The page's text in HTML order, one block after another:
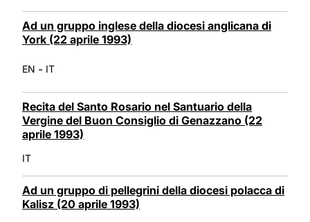
Ad un gruppo inglese della diocesi anglicana di
York (22 aprile 1993)
EN - IT
Recita del Santo Rosario nel Santuario della
Vergine del Buon Consiglio di Genazzano (22
aprile 1993)
IT
Ad un gruppo di pellegrini della diocesi polacca di
Kalisz (20 aprile 1993)